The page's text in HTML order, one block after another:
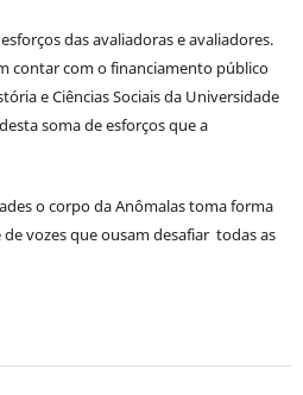
das avaliadoras e avaliadores.
contar com o financiamento público
e Ciências Sociais da Universidade
soma de esforços que a
o corpo da Anômalas toma forma
vozes que ousam desafiar todas as